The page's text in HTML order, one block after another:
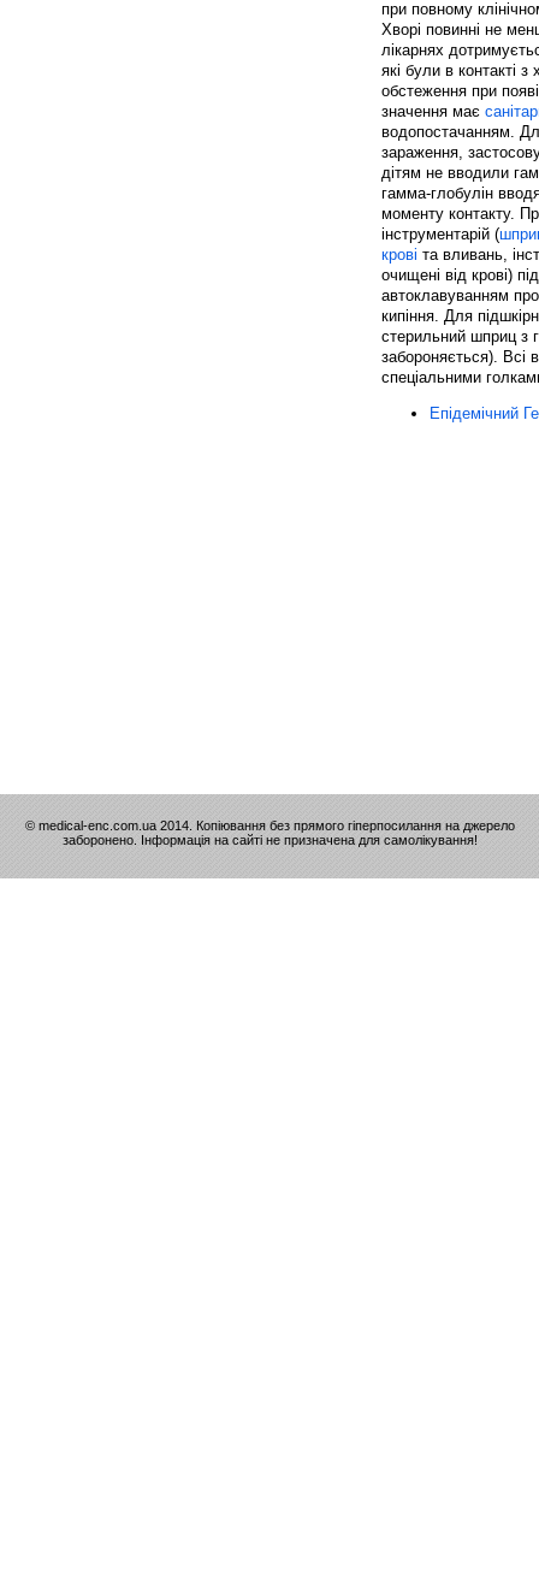
при повному
Хворі повинні не
лікарнях
які були в контакті
обстеження при
значення має
водопостачанням.
зараження,
дітям не вводили
гамма-глобулін
моменту контакту.
інструментарій (
крові та вливань,
очищені від крові)
автоклавуванням
кипіння. Для
стерильний шприц з
забороняється). Всі
спеціальними
Епідемічний
© medical-enc.com.ua 2014. Копіювання без прямого гіперпосилання на джерело
заборонено. Інформація на сайті не призначена для самолікування!